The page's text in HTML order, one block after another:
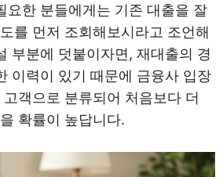
요한 분들에게는 기존 대출을 잘
를 먼저 조회해보시라고 조언해
부분에 덧붙이자면, 재대출의 경
이력이 있기 때문에 금융사 입장
객으로 분류되어 처음보다 더
확률이 높답니다.